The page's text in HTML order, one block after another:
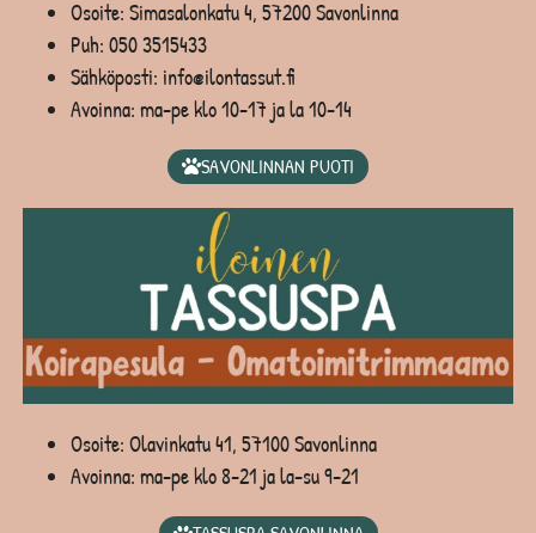
Osoite: Simasalonkatu 4, 57200 Savonlinna
Puh: 050 3515433
Sähköposti: info@ilontassut.fi
Avoinna: ma-pe klo 10-17 ja la 10-14
SAVONLINNAN PUOTI
Osoite: Olavinkatu 41, 57100 Savonlinna
Avoinna: ma-pe klo 8-21 ja la-su 9-21